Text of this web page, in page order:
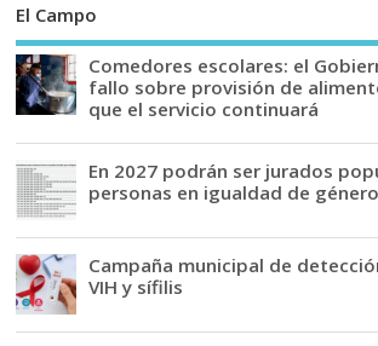
El Campo
Comedores escolares: el
fallo sobre provisión de
que el servicio continuará
En 2027 podrán ser jurados
personas en igualdad de género
Campaña municipal de
VIH y sífilis